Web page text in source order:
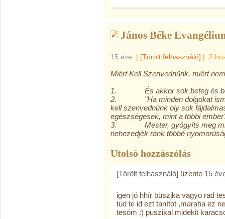
János Béke
15 éve | [Törölt felhasználó] | 2
Miért Kell Szenvednünk, miért
1. És akkor sok beteg és
2. "Ha minden dolgokat
kell szenvednünk oly sok
egészségesek, mint a többi
3. Mester, gyógyíts meg
nehezedjék ránk többé
Utolsó hozzászólás
[Törölt felhasználó] üzente 15
igen jó hhír büszjka vagyo rad
tud te id ezt tanítot ,maraha ez
tesóm :) puszikal midekit